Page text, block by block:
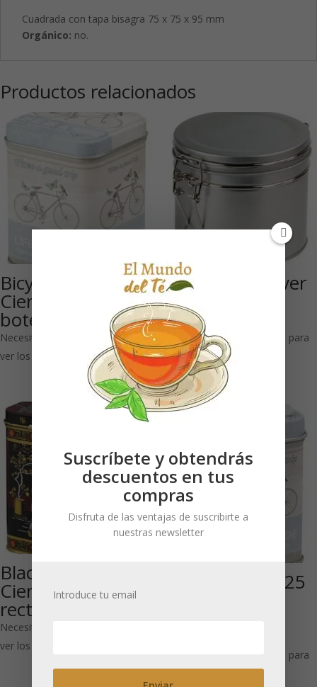
Cuadrada con tapa bisagra 75 x 75 x 95 mm
Orgánico: no.
Productos relacionados
Bicycle 100 g:
Cierre a presión
bote rectangular
Necesitas estar registrado para
ver los precios
Aroma seal silver
100 g: Cierre
hermético
Necesitas estar registrado para
ver los precios
Black Jap 500 g:
Cierre con visagra
rectangular.
Necesitas estar registrado para
ver los precios
17003 Bicycle 25
Necesitas estar registrado para
ver los precios
Suscríbete y obtendrás
descuentos en tus
compras
Disfruta de las ventajas de suscribirte a
nuestras newsletter
Introduce tu email